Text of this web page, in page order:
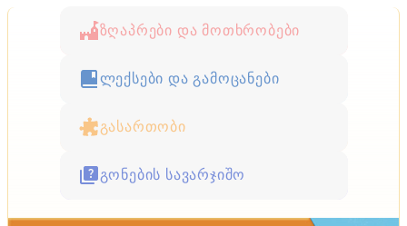
ზღაპრები და მოთხრობები
ლექსები და გამოცანები
გასართობი
გონების სავარჯიშო